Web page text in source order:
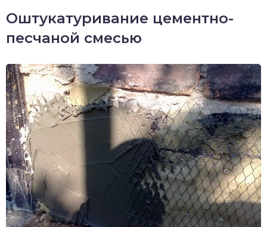
Оштукатуривание цементно-
песчаной смесью